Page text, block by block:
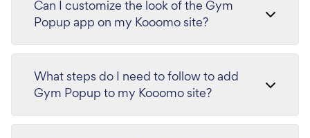
Can I customize the look of the Gym
Popup app on my Kooomo site?
What steps do I need to follow to add
Gym Popup to my Kooomo site?